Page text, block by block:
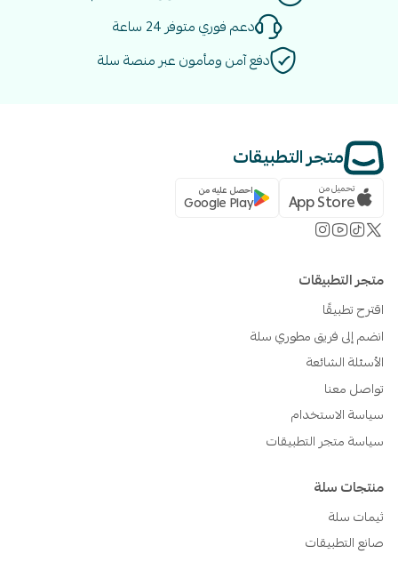
دعم فوري متوفر 24 ساعة
دفع آمن ومأمون عبر منصة سلة
متجر التطبيقات
تحميل من
App Store احصل عليه من
Google Play
متجر التطبيقات
اقترح تطبيقًا
انضم إلى فريق مطوري سلة
الأسئلة الشائعة
تواصل معنا
سياسة الاستخدام
سياسة متجر التطبيقات
منتجات سلة
ثيمات سلة
صانع التطبيقات